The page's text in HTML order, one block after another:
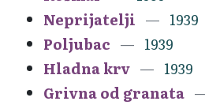
Neprijatelji
1939
Poljubac
1939
Hladna krv
1939
Grivna od granata